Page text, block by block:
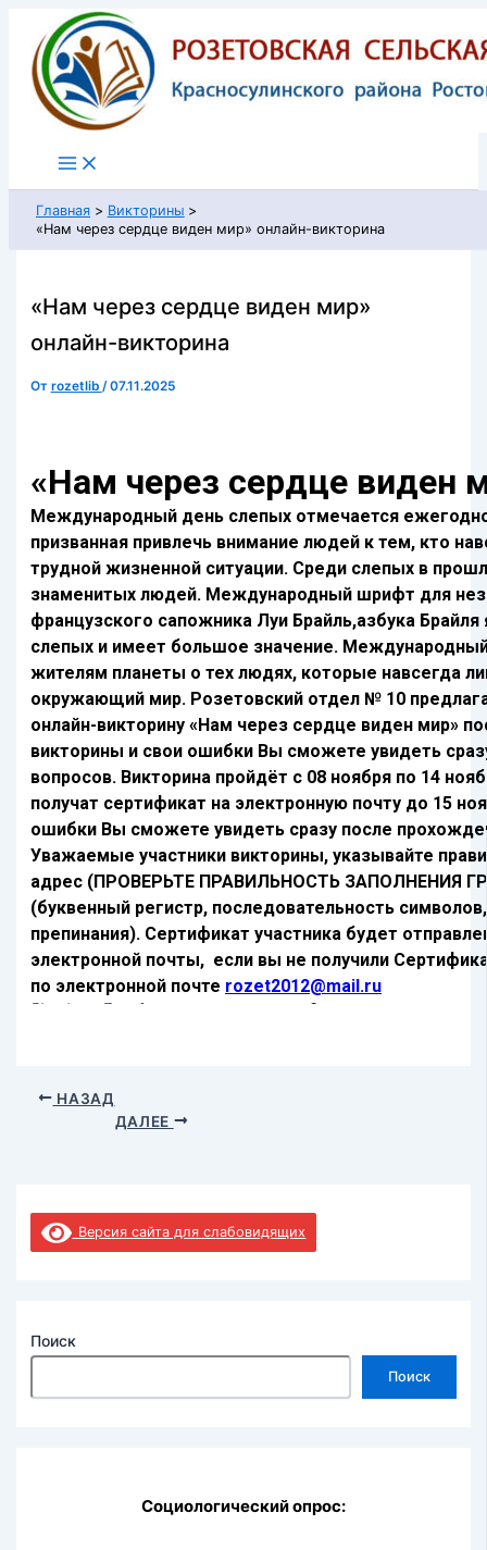
Перейти
содержимому
Главная
Викторины
«Нам через сердце виден мир» онлайн-викторина
«Нам через сердце виден мир»
онлайн-викторина
От rozetlib /07.11.2025
НАЗАД
ДАЛЕЕ
Версия сайта для слабовидящих
Поиск
Поиск
Социологический опрос: